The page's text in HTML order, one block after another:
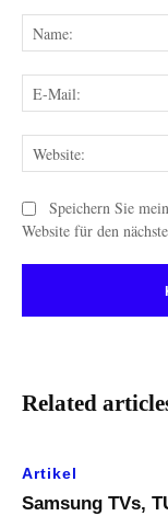
Speichern Sie
Website für den
Related
Artikel
Samsung TVs,